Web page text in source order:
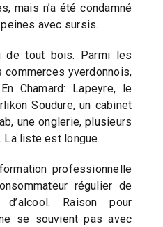
mais n’a été condamné
peines avec sursis.
de tout bois. Parmi les
yverdonnois,
Chamard: Lapeyre, le
Soudure, un cabinet
une onglerie, plusieurs
liste est longue.
professionnelle
régulier de
d’alcool. Raison pour
se souvient pas avec